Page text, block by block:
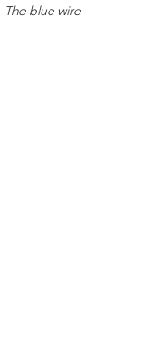
The blue wire